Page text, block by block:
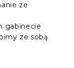
ze
gabinecie
ze sobą